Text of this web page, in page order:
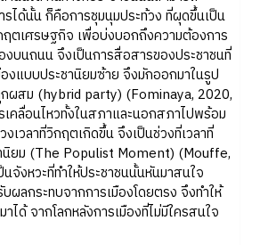
ได้นั้น ก็คือการชุมนุมประท้วง ที่ผุดขึ้นเป็น
ฤตเศรษฐกิจ เพื่อบ่งบอกถึงความต้องการ
งบนถนน จึงเป็นการสื่อสารของประชาชนที่
งแบบประชานิยมซ้าย จึงมักออกมาในรูป
ผสม (hybrid party) (Fominaya, 2020,
คลื่อนไหวทั้งในสภาและนอกสภาไปพร้อม
เวลาที่วิกฤตเกิดขึ้น จึงเป็นช่วงที่เวลาที่
านิยม (The Populist Moment) (Mouffe,
งหวะที่ทำให้ประชาชนนั้นหันมาสนใจ
ผลกระทบจากการเมืองโดยตรง จึงทำให้
ได้ จากโลกหลังการเมืองที่ไม่มีใครสนใจ